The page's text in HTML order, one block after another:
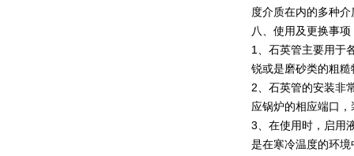
度介质在内的多种介
八、使用及更换事
1、石英管主要用于
锐或是磨砂类的粗
2、石英管的安装非
应锅炉的相应端口
3、在使用时，启用
是在寒冷温度的环